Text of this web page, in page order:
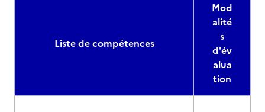
Liste de compétences
Mod
alité
s
d'év
alua
tion